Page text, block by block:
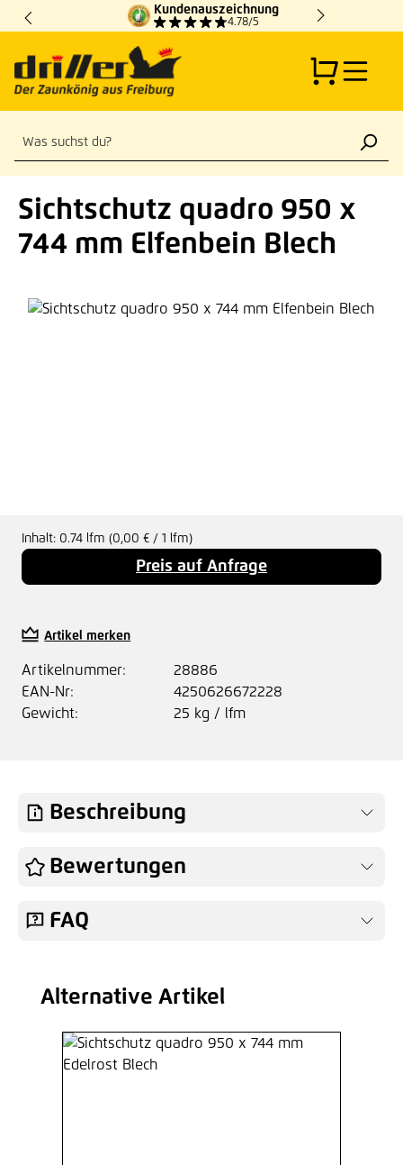
Zum Hauptinhalt springen
Kundenauszeichnung
4.78/5
Sichtschutz quadro 950 x
744 mm Elfenbein Blech
Bildergalerie überspringen
Inhalt: 0.74 lfm (0,00 € / 1 lfm)
Preis auf Anfrage
Artikel merken
Artikelnummer:
28886
EAN-Nr:
4250626672228
Gewicht:
25 kg / lfm
Beschreibung
Bewertungen
FAQ
Produktgalerie überspringen
Alternative Artikel